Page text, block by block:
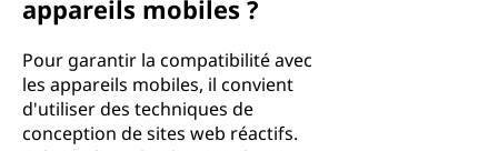
appareils mobiles ?
Pour garantir la compatibilité avec
les appareils mobiles, il convient
d'utiliser des techniques de
conception de sites web réactifs.